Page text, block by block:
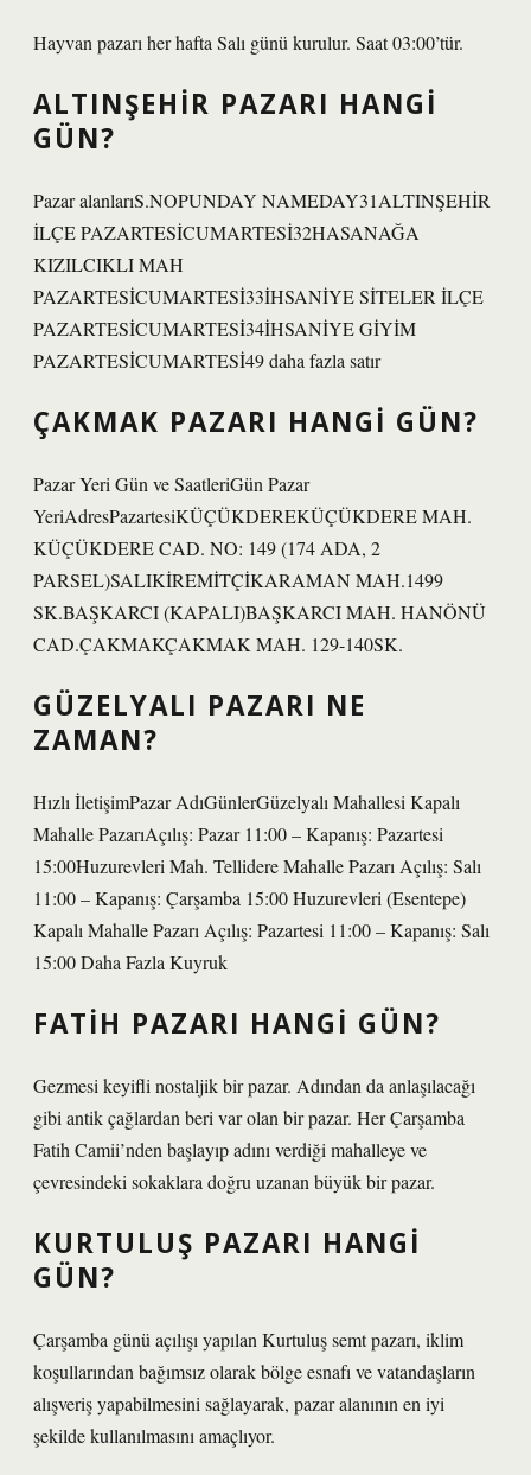
Hayvan pazarı her hafta Salı günü kurulur. Saat 03:00’tür.
ALTINŞEHIR PAZARI HANGI
GÜN?
Pazar alanlarıS.NOPUNDAY NAMEDAY31ALTINŞEHİR
İLÇE PAZARTESİCUMARTESİ32HASANAĞA
KIZILCIKLI MAH
PAZARTESİCUMARTESİ33İHSANİYE SİTELER İLÇE
PAZARTESİCUMARTESİ34İHSANİYE GİYİM
PAZARTESİCUMARTESİ49 daha fazla satır
ÇAKMAK PAZARI HANGI GÜN?
Pazar Yeri Gün ve SaatleriGün Pazar
YeriAdresPazartesiKÜÇÜKDEREKÜÇÜKDERE MAH.
KÜÇÜKDERE CAD. NO: 149 (174 ADA, 2
PARSEL)SALIKİREMİTÇİKARAMAN MAH.1499
SK.BAŞKARCI (KAPALI)BAŞKARCI MAH. HANÖNÜ
CAD.ÇAKMAKÇAKMAK MAH. 129-140SK.
GÜZELYALI PAZARI NE
ZAMAN?
Hızlı İletişimPazar AdıGünlerGüzelyalı Mahallesi Kapalı
Mahalle PazarıAçılış: Pazar 11:00 – Kapanış: Pazartesi
15:00Huzurevleri Mah. Tellidere Mahalle Pazarı Açılış: Salı
11:00 – Kapanış: Çarşamba 15:00 Huzurevleri (Esentepe)
Kapalı Mahalle Pazarı Açılış: Pazartesi 11:00 – Kapanış: Salı
15:00 Daha Fazla Kuyruk
FATIH PAZARI HANGI GÜN?
Gezmesi keyifli nostaljik bir pazar. Adından da anlaşılacağı
gibi antik çağlardan beri var olan bir pazar. Her Çarşamba
Fatih Camii’nden başlayıp adını verdiği mahalleye ve
çevresindeki sokaklara doğru uzanan büyük bir pazar.
KURTULUŞ PAZARI HANGI
GÜN?
Çarşamba günü açılışı yapılan Kurtuluş semt pazarı, iklim
koşullarından bağımsız olarak bölge esnafı ve vatandaşların
alışveriş yapabilmesini sağlayarak, pazar alanının en iyi
şekilde kullanılmasını amaçlıyor.